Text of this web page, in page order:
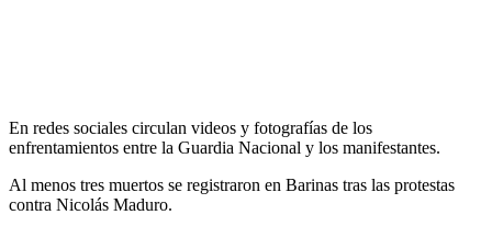
En redes sociales circulan videos y fotografías de los
enfrentamientos entre la Guardia Nacional y los manifestantes.
Al menos tres muertos se registraron en Barinas tras las protestas
contra Nicolás Maduro.